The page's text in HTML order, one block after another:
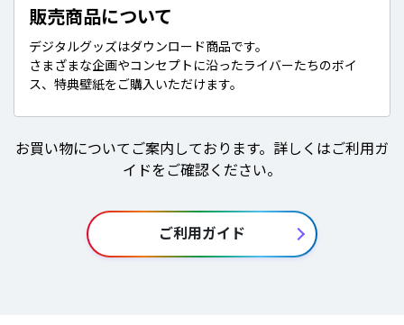
販売商品について
デジタルグッズはダウンロード商品です。
さまざまな企画やコンセプトに沿ったライバーたちのボイ
ス、特典壁紙をご購入いただけます。
お買い物についてご案内しております。詳しくはご利用ガ
イドをご確認ください。
ご利用ガイド